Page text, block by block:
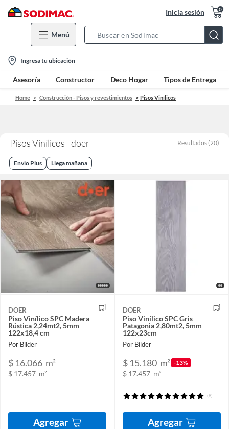
Inicia sesión 0
Menú
Bar
location-
icon
Ingresa tu ubicación
Asesoría Constructor Deco Hogar Tipos de Entrega
Home Construcción - Pisos y revestimientos Pisos Vinílicos
Pisos Vinílicos - doer Resultados (20)
Envio Plus Llega mañana
DOER
Piso Vinílico SPC Madera
Rústica 2,24mt2, 5mm
122x18,4 cm
Por Bilder
$ 16.066 m²
$ 17.457m²
Agregar
DOER
Piso Vinílico SPC Gris
Patagonia 2,80mt2, 5mm
122x23cm
Por Bilder
$ 15.180 m² -13%
$ 17.457m²
(8)
Agregar